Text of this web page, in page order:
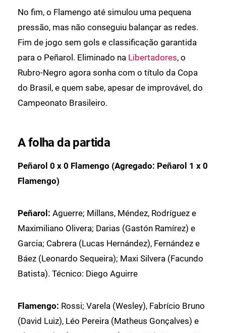
No fim, o Flamengo até simulou uma pequena
pressão, mas não conseguiu balançar as redes.
Fim de jogo sem gols e classificação garantida
para o Peñarol. Eliminado na Libertadores, o
Rubro-Negro agora sonha com o título da Copa
do Brasil, e quem sabe, apesar de improvável, do
Campeonato Brasileiro.
A folha da partida
Peñarol 0 x 0 Flamengo (Agregado: Peñarol 1 x 0
Flamengo)
Peñarol: Aguerre; Millans, Méndez, Rodríguez e
Maximiliano Olivera; Darias (Gastón Ramírez) e
Garcia; Cabrera (Lucas Hernández), Fernández e
Báez (Leonardo Sequeira); Maxi Silvera (Facundo
Batista). Técnico: Diego Aguirre
Flamengo: Rossi; Varela (Wesley), Fabrício Bruno
(David Luiz), Léo Pereira (Matheus Gonçalves) e